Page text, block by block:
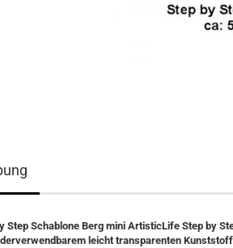
Step Schablone Berg mini ArtisticLife Step by
leicht transparenten